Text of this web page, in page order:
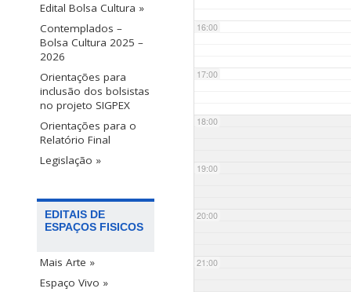
Edital Bolsa Cultura »
Contemplados –
Bolsa Cultura 2025 –
2026
Orientações para
inclusão dos bolsistas
no projeto SIGPEX
Orientações para o
Relatório Final
Legislação »
EDITAIS DE
ESPAÇOS FISICOS
Mais Arte »
Espaço Vivo »
16:00
17:00
18:00
19:00
20:00
21:00